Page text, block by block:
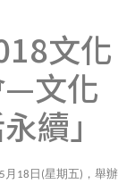
文化
—文化
續」
5 月 18 日 (星期五) ，舉辦